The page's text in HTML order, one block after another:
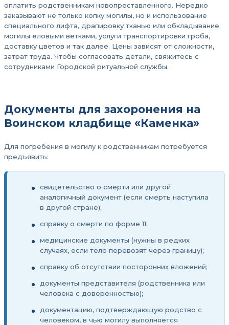
оплатить родственникам новопреставленного. Нередко
заказывают не только копку могилы, но и использование
специального лифта, драпировку тканью или обкладывание
могилы еловыми ветками, услуги транспортировки гроба,
доставку цветов и так далее. Цены зависят от сложности,
затрат труда. Чтобы согласовать детали, свяжитесь с
сотрудниками Городской ритуальной службы.
Документы для захоронения на
Воинском кладбище «Каменка»
Для погребения в могилу к родственникам потребуется
предъявить:
свидетельство о смерти или другой
аналогичный документ (если смерть наступила
в другой стране);
справку о смерти по форме 11;
медицинские документы (нужны в редких
случаях, если тело перевозят через границу);
справку об отсутствии посторонних вложений;
документы представителя (родственника или
человека с доверенностью);
документацию, подтверждающую родство с
человеком, в чью могилу выполняется